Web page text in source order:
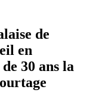
de
en
30 ans la